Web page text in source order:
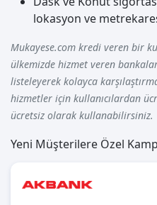
lokasyon ve
Mukayese.com kredi veren bir
ülkemizde hizmet veren
listeleyerek kolayca
hizmetler için kullanıcılardan
ücretsiz olarak kullanabilirsiniz.
Yeni Müşterilere Özel